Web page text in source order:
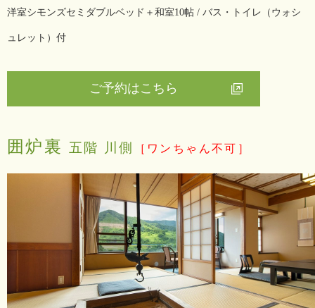
洋室シモンズセミダブルベッド＋和室10帖 / バス・トイレ（ウォシ
ュレット）付
ご予約はこちら
囲炉裏 五階 川側 ［ワンちゃん不可］